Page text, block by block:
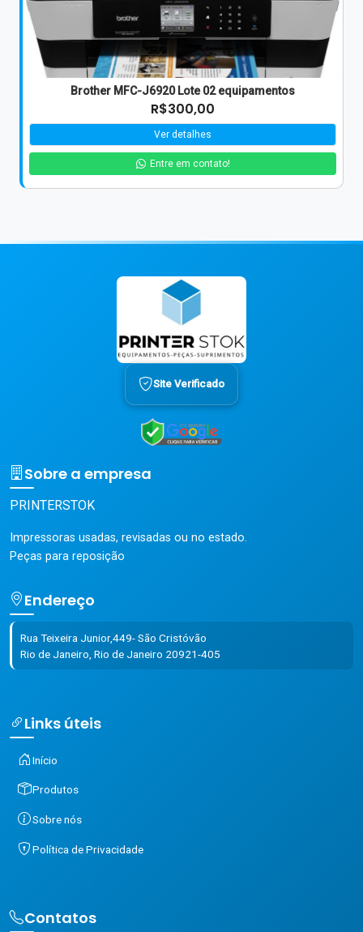
Brother MFC-J6920 Lote 02 equipamentos
R$300,00
Ver detalhes
Entre em contato!
Site Verificado
Sobre a empresa
PRINTERSTOK
Impressoras usadas, revisadas ou no estado.
Peças para reposição
Endereço
Rua Teixeira Junior,449- São Cristóvão
Rio de Janeiro, Rio de Janeiro 20921-405
Links úteis
Início
Produtos
Sobre nós
Política de Privacidade
Contatos